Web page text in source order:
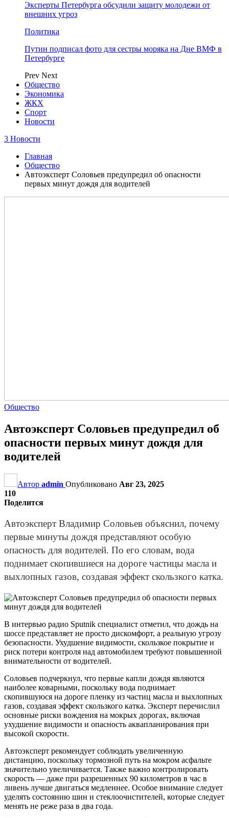
Эксперты Петербурга обсудили защиту молодежи от
внешних угроз
Политика
Путин подписал фото для сестры моряка на Дне ВМФ в
Петербурге
Prev Next
Общество
Экономика
ЖКХ
Спорт
Новости
3 Новости
Главная
Общество
Автоэксперт Соловьев предупредил об опасности
первых минут дождя для водителей
Общество
Автоэксперт Соловьев предупредил об
опасности первых минут дождя для
водителей
Автор admin Опубликовано Авг 23, 2025
110
Поделится
Автоэксперт Владимир Соловьев объяснил, почему
первые минуты дождя представляют особую
опасность для водителей. По его словам, вода
поднимает скопившиеся на дороге частицы масла и
выхлопных газов, создавая эффект скользкого катка.
В интервью радио Sputnik специалист отметил, что дождь на
шоссе представляет не просто дискомфорт, а реальную угрозу
безопасности. Ухудшение видимости, скользкое покрытие и
риск потери контроля над автомобилем требуют повышенной
внимательности от водителей.
Соловьев подчеркнул, что первые капли дождя являются
наиболее коварными, поскольку вода поднимает
скопившуюся на дороге пленку из частиц масла и выхлопных
газов, создавая эффект скользкого катка. Эксперт перечислил
основные риски вождения на мокрых дорогах, включая
ухудшение видимости и опасность аквапланирования при
высокой скорости.
Автоэксперт рекомендует соблюдать увеличенную
дистанцию, поскольку тормозной путь на мокром асфальте
значительно увеличивается. Также важно контролировать
скорость — даже при разрешенных 90 километров в час в
ливень лучше двигаться медленнее. Особое внимание следует
уделять состоянию шин и стеклоочистителей, которые следует
менять не реже раза в два года.